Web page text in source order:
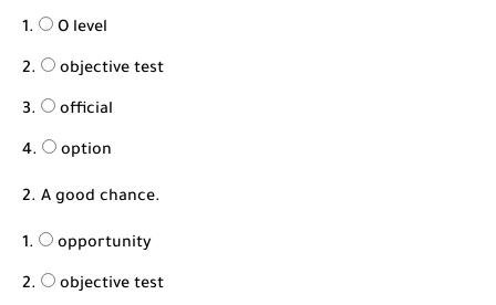
O level
objective test
official
option
2. A good chance.
opportunity
objective test